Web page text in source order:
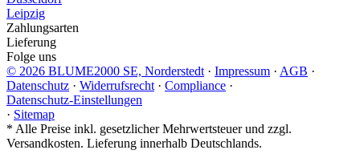
Leipzig
Zahlungsarten
Lieferung
Folge uns
© 2026 BLUME2000 SE, Norderstedt · Impressum · AGB ·
Datenschutz · Widerrufsrecht · Compliance ·
Datenschutz-Einstellungen
· Sitemap
* Alle Preise inkl. gesetzlicher Mehrwertsteuer und zzgl.
Versandkosten. Lieferung innerhalb Deutschlands.